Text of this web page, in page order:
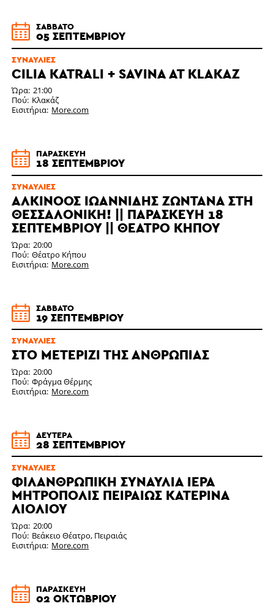
ΣΆΒΒΑΤΟ
05 ΣΕΠΤΕΜΒΡΊΟΥ
ΣΥΝΑΥΛΊΕΣ
CILIA KATRALI + SAVINA AT KLAKAZ
Ώρα 21:00
Πού Κλακάζ
Εισιτήρια More.com
ΠΑΡΑΣΚΕΥΉ
18 ΣΕΠΤΕΜΒΡΊΟΥ
ΣΥΝΑΥΛΊΕΣ
ΑΛΚΙΝΟΟΣ ΙΩΑΝΝΙΔΗΣ ΖΩΝΤΑΝΆ ΣΤΗ
ΘΕΣΣΑΛΟΝΊΚΗ! || ΠΑΡΑΣΚΕΥΉ 18
ΣΕΠΤΕΜΒΡΊΟΥ || ΘΈΑΤΡΟ ΚΉΠΟΥ
Ώρα 20:00
Πού Θέατρο Κήπου
Εισιτήρια More.com
ΣΆΒΒΑΤΟ
19 ΣΕΠΤΕΜΒΡΊΟΥ
ΣΥΝΑΥΛΊΕΣ
ΣΤΟ ΜΕΤΕΡΊΖΙ ΤΗΣ ΑΝΘΡΩΠΙΆΣ
Ώρα 20:00
Πού Φράγμα Θέρμης
Εισιτήρια More.com
ΔΕΥΤΈΡΑ
28 ΣΕΠΤΕΜΒΡΊΟΥ
ΣΥΝΑΥΛΊΕΣ
ΦΙΛΑΝΘΡΩΠΙΚΗ ΣΥΝΑΥΛΙΑ ΙΕΡΑ
ΜΗΤΡΟΠΟΛΙΣ ΠΕΙΡΑΙΩΣ ΚΑΤΕΡΙΝΑ
ΛΙΟΛΙΟΥ
Ώρα 20:00
Πού Βεάκειο Θέατρο, Πειραιάς
Εισιτήρια More.com
ΠΑΡΑΣΚΕΥΉ
02 ΟΚΤΩΒΡΊΟΥ